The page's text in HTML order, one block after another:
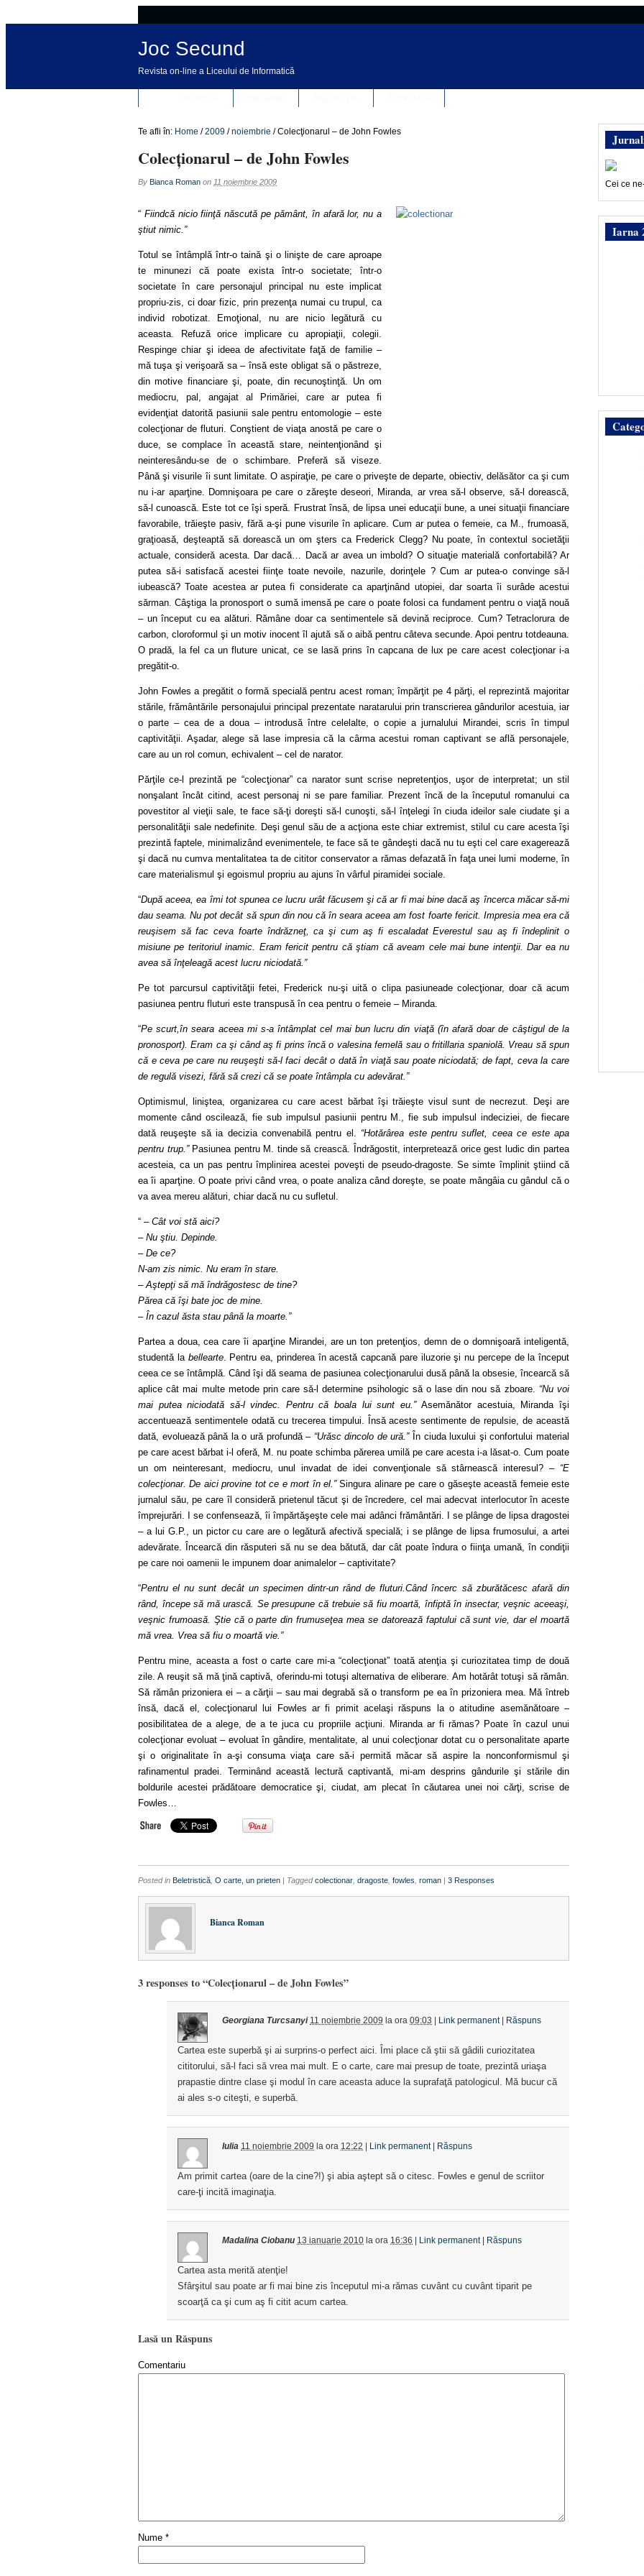
Joc Secund
Revista on-line a Liceului de Informatică
Te afli în: Home / 2009 / noiembrie / Colecţionarul – de John Fowles
Colecţionarul – de John Fowles
By Bianca Roman on 11 noiembrie 2009
“ Fiindcă nicio fiinţă născută pe pământ, în afară lor, nu a
ştiut nimic.”
Totul se întâmplă într-o taină şi o linişte de care aproape
te minunezi că poate exista într-o societate; într-o
societate în care personajul principal nu este implicat
propriu-zis, ci doar fizic, prin prezenţa numai cu trupul, ca
individ robotizat.
Emoţional, nu are nicio legătură cu
aceasta. Refuză orice implicare cu apropiaţii, colegii.
Respinge chiar şi ideea de afectivitate faţă de familie –
mă tuşa şi verişoară sa – însă este obligat să o păstreze,
din motive financiare şi, poate, din recunoştinţă. Un om
mediocru, pal, angajat al Primăriei, care ar putea fi
evidenţiat datorită pasiunii sale pentru entomologie – este
colecţionar de fluturi. Conştient de viaţa anostă pe care o
duce, se complace în această stare, neintenţionând şi
neinteresându-se de o schimbare. Preferă să viseze.
Până şi visurile îi sunt limitate. O aspiraţie, pe care o priveşte de departe, obiectiv, delăsător ca şi cum
nu i-ar aparţine. Domnişoara pe care o zăreşte deseori, Miranda, ar vrea să-l observe, să-l dorească,
să-l cunoască. Este tot ce îşi speră. Frustrat însă, de lipsa unei educaţii bune, a unei situaţii financiare
favorabile, trăieşte pasiv, fără a-şi pune visurile în aplicare. Cum ar putea o femeie, ca M., frumoasă,
graţioasă, deşteaptă să dorească un om şters ca Frederick Clegg? Nu poate, în contextul societăţii
actuale, consideră acesta. Dar dacă… Dacă ar avea un imbold? O situaţie materială confortabilă? Ar
putea să-i satisfacă acestei fiinţe toate nevoile, nazurile, dorinţele ? Cum ar putea-o convinge să-l
iubească? Toate acestea ar putea fi considerate ca aparţinând utopiei, dar soarta îi surâde acestui
sărman. Câştiga la pronosport o sumă imensă pe care o poate folosi ca fundament pentru o viaţă nouă
– un început cu ea alături. Rămâne doar ca sentimentele să devină reciproce. Cum? Tetraclorura de
carbon, cloroformul şi un motiv inocent îl ajută să o aibă pentru câteva secunde. Apoi pentru totdeauna.
O pradă, la fel ca un fluture unicat, ce se lasă prins în capcana de lux pe care acest colecţionar i-a
pregătit-o.
John Fowles a pregătit o formă specială pentru acest roman; împărţit pe 4 părţi, el reprezintă majoritar
stările, frământările personajului principal prezentate naratarului prin transcrierea gândurilor acestuia, iar
o parte – cea de a doua – introdusă între celelalte, o copie a jurnalului Mirandei, scris în timpul
captivităţii. Aşadar, alege să lase impresia că la cârma acestui roman captivant se află personajele,
care au un rol comun, echivalent – cel de narator.
Părţile ce-l prezintă pe “colecţionar” ca narator sunt scrise nepretenţios, uşor de interpretat; un stil
nonşalant încât citind, acest personaj ni se pare familiar. Prezent încă de la începutul romanului ca
povestitor al vieţii sale, te face să-ţi doreşti să-l cunoşti, să-l înţelegi în ciuda ideilor sale ciudate şi a
personalităţii sale nedefinite. Deşi genul său de a acţiona este chiar extremist, stilul cu care acesta îşi
prezintă faptele, minimalizând evenimentele, te face să te gândeşti dacă nu tu eşti cel care exagerează
şi dacă nu cumva mentalitatea ta de cititor conservator a rămas defazată în faţa unei lumi moderne, în
care materialismul şi egoismul propriu au ajuns în vârful piramidei sociale.
“După aceea, ea îmi tot spunea ce lucru urât făcusem şi că ar fi mai bine dacă aş încerca măcar să-mi
dau seama.Nu pot decât să spun din nou că în seara aceea am fost foarte fericit. Impresia mea era că
reuşisem să fac ceva foarte îndrăzneţ, ca şi cum aş fi escaladat Everestul sau aş fi îndeplinit o
misiune pe teritoriul inamic. Eram fericit pentru că ştiam că aveam cele mai bune intenţii. Dar ea nu
avea să înţeleagă acest lucru niciodată.”
Pe tot parcursul captivităţii fetei, Frederick nu-şi uită o clipa pasiuneade colecţionar, doar că acum
pasiunea pentru fluturi este transpusă în cea pentru o femeie – Miranda.
“Pe scurt,în seara aceea mi s-a întâmplat cel mai bun lucru din viaţă (în afară doar de câştigul de la
pronosport). Eram ca şi când aş fi prins încă o valesina femelă sau o fritillaria spaniolă. Vreau să spun
că e ceva pe care nu reuşeşti să-l faci decât o dată în viaţă sau poate niciodată; de fapt, ceva la care
de regulă visezi, fără să crezi că se poate întâmpla cu adevărat.”
Optimismul, liniştea, organizarea cu care acest bărbat îşi trăieşte visulsunt de necrezut. Deşi are
momente când oscilează, fie sub impulsul pasiunii pentru M., fie sub impulsul indeciziei, de fiecare
dată reuşeşte să ia decizia convenabilă pentru el. “Hotărârea este pentru suflet, ceea ce este apa
pentru trup.” Pasiunea pentru M. tinde să crească. Îndrăgostit, interpretează orice gest ludic din partea
acesteia, ca un pas pentru împlinirea acestei poveşti de pseudo-dragoste. Se simte împlinit ştiind că
ea îi aparţine. O poate privi când vrea, o poate analiza când doreşte, se poate mângâia cu gândul că o
va avea mereu alături, chiar dacă nu cu sufletul.
“ – Cât voi stă aici?
– Nu ştiu. Depinde.
– De ce?
N-am zis nimic. Nu eram în stare.
– Aştepţi să mă îndrăgostesc de tine?
Părea că îşi bate joc de mine.
– În cazul ăsta stau până la moarte.”
Partea a doua, cea care îi aparţine Mirandei, are un ton pretenţios, demn de o domnişoară inteligentă,
studentă la bellearte. Pentru ea, prinderea în acestă capcană pare iluzorie şi nu percepe de la început
ceea ce se întâmplă. Când îşi dă seama de pasiunea colecţionarului dusă până la obsesie, încearcă să
aplice cât mai multe metode prin care să-l determine psihologic să o lase din nou să zboare. “Nu voi
mai putea niciodată să-l vindec. Pentru că boala lui sunt eu.”Asemănător acestuia, Miranda îşi
accentuează sentimentele odată cu trecerea timpului. Însă aceste sentimente de repulsie, de această
dată, evoluează până la o ură profundă – “Urăsc dincolo de ură.” În ciuda luxului şi confortului material
pe care acest bărbat i-l oferă, M. nu poate schimba părerea umilă pe care acesta i-a lăsat-o. Cum poate
un om neinteresant, mediocru, unul invadat de idei convenţionale să stârnească interesul? – “E
colecţionar. De aici provine tot ce e mort în el.”Singura alinare pe care o găseşte această femeie este
jurnalul său, pe care îl consideră prietenul tăcut şi de încredere, cel mai adecvat interlocutor în aceste
împrejurări. I se confensează, îi împărtăşeşte cele mai adânci frământări. I se plânge de lipsa dragostei
– a lui G.P., un pictor cu care are o legătură afectivă specială; i se plânge de lipsa frumosului, a artei
adevărate. Încearcă din răsputeri să nu se dea bătută, dar cât poate îndura o fiinţa umană, în condiţii
pe care noi oamenii le impunem doar animalelor – captivitate?
“Pentru el nu sunt decât un specimen dintr-un rând de fluturi.Când încerc să zburătăcesc afară din
rând, începe să mă urască. Se presupune că trebuie să fiu moartă, înfiptă în insectar, veşnic aceeaşi,
veşnic frumoasă. Ştie că o parte din frumuseţea mea se datorează faptului că sunt vie, dar el moartă
mă vrea. Vrea să fiu o moartă vie.”
Pentru mine, aceasta a fost o carte care mi-a“colecţionat” toată atenţia şi curiozitatea timp de două
zile. A reuşitsă mă ţină captivă, oferindu-mi totuşi alternativa de eliberare. Am hotărât totuşi să rămân.
Să rămân prizoniera ei – a cărţii – sau mai degrabă să o transform pe ea în prizoniera mea. Mă întreb
însă, dacă el, colecţionarul lui Fowles ar fi primit acelaşi răspuns la o atitudine asemănătoare –
posibilitatea de a alege, de a te juca cu propriile acţiuni. Miranda ar fi rămas? Poate în cazul unui
colecţionar evoluat – evoluat în gândire, mentalitate, al unui colecţionar dotat cu o personalitate aparte
şi o originalitate în a-şi consuma viaţa care să-i permită măcar să aspire la nonconformismul şi
rafinamentul pradei. Terminând această lectură captivantă, mi-am desprins gândurile şi stările din
boldurile acestei prădătoare democratice şi, ciudat, am plecat în căutarea unei noi cărţi, scrise de
Fowles…
Posted in Beletristică O carte, un prieten | Taggedcolectionar dragoste fowles roman | 3 Responses
Bianca Roman
3 responses to “Colecţionarul – de John Fowles”
Georgiana Turcsanyi 11 noiembrie 2009 la ora 09:03 Link permanent| Răspuns
Cartea este superbă şi ai surprins-o perfect aici. Îmi place că ştii să gâdili curiozitatea
cititorului, să-l faci să vrea mai mult. E o carte, care mai presup de toate, prezintă uriaşa
prapastie dintre clase şi modul în care aceasta aduce la suprafaţă patologicul. Mă bucur că
ai ales s-o citeşti, e superbă.
Iulia 11 noiembrie 2009 la ora 12:22 Link permanent| Răspuns
Am primit cartea (oare de la cine?!) şi abia aştept să o citesc. Fowles e genul de scriitor
care-ţi incită imaginaţia.
Madalina Ciobanu 13 ianuarie 2010 la ora 16:36 Link permanent| Răspuns
Cartea asta merită atenţie!
Sfârşitul sau poate ar fi mai bine zis începutul mi-a rămas cuvânt cu cuvânt tiparit pe
scoarţă ca şi cum aş fi citit acum cartea.
Lasă un Răspuns
Comentariu
Nume *
Cei ce
Iarna